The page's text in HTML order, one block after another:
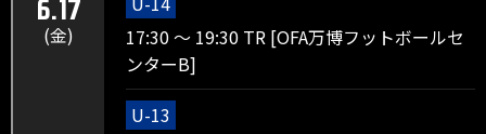
6.17
(金)
17:30 ～ 19:30 TR [OFA万博フットボールセ
ンターB]
U-13